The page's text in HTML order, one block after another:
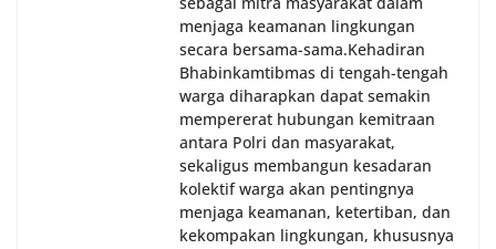
menjaga keamanan lingkungan
secara bersama-sama.‎‎Kehadiran
Bhabinkamtibmas di tengah-tengah
warga diharapkan dapat semakin
mempererat hubungan kemitraan
antara Polri dan masyarakat,
sekaligus membangun kesadaran
kolektif warga akan pentingnya
menjaga keamanan, ketertiban, dan
kekompakan lingkungan, khususnya